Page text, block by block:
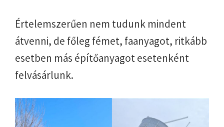
Értelemszerűen nem tudunk mindent
átvenni, de főleg fémet, faanyagot, ritkább
esetben más építőanyagot esetenként
felvásárlunk.